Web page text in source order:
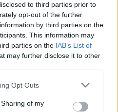
to third parties prior to
opt-out of the further
by third parties on the
This information may
parties on the IAB’s List of
may further disclose it to other
app uses one or more Google
behaviour. You may click to
Opt Outs
of my
szombattól másodfokúra